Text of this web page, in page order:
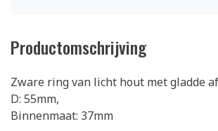
Productomschrijving
Zware ring van licht hout met gladde
D: 55mm,
Binnenmaat: 37mm